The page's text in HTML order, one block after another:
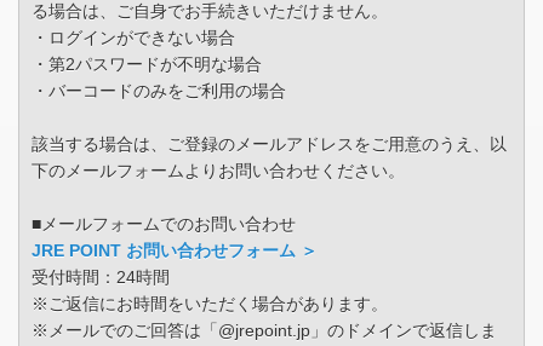
る場合は、ご自身でお手続きいただけません。
・ログインができない場合
・第2パスワードが不明な場合
・バーコードのみをご利用の場合
該当する場合は、ご登録のメールアドレスをご用意のうえ、以
下のメールフォームよりお問い合わせください。
■メールフォームでのお問い合わせ
JRE POINT お問い合わせフォーム ＞
受付時間：24時間
※ご返信にお時間をいただく場合があります。
※メールでのご回答は「@jrepoint.jp」のドメインで返信しま